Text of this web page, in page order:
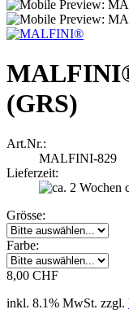
(GRS)
Art.Nr.:
MALFINI-829
Lieferzeit:
Grösse:
Farbe:
8,00 CHF
inkl. 8.1% MwSt. zzgl.